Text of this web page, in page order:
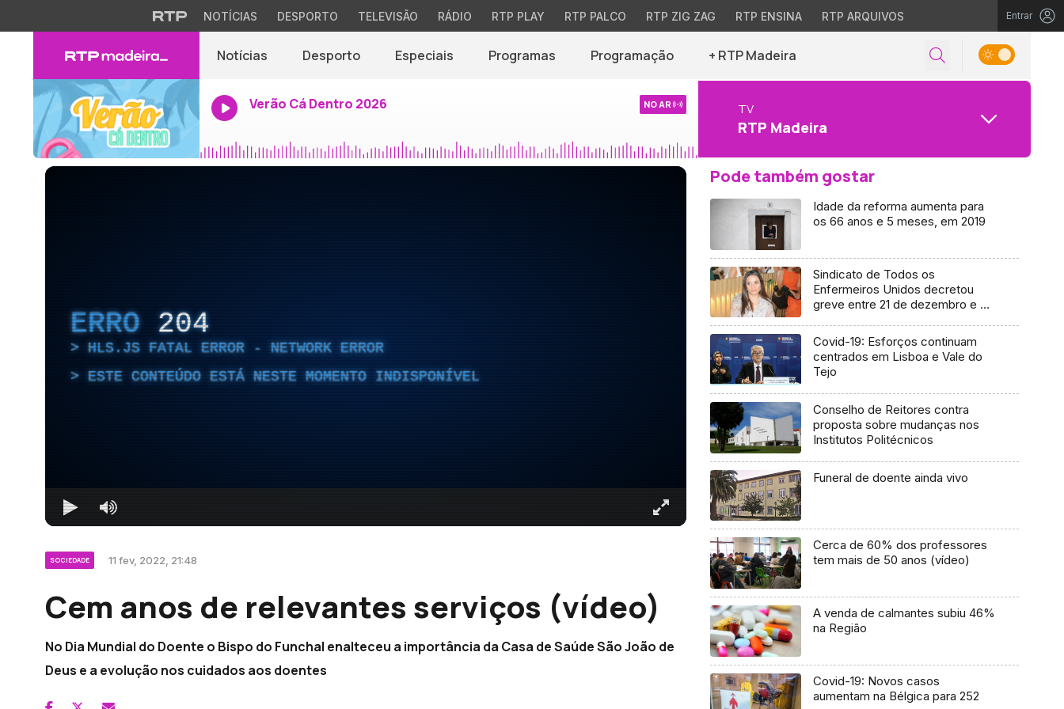
NOTÍCIAS DESPORTO TELEVISÃO RÁDIO RTP PLAY RTP PALCO RTP ZIG ZAG RTP ENSINA RTP ARQUIVOS Entrar
Notícias Desporto Especiais Programas Programação + RTP Madeira
Verão Cá Dentro 2026 NO AR TV
RTP Madeira
ERRO 204
HLS.JS FATAL ERROR - NETWORK ERROR
ESTE CONTEÚDO ESTÁ NESTE MOMENTO INDISPONÍVEL
SOCIEDADE 11 fev, 2022, 21:48
Cem anos de relevantes serviços (vídeo)
No Dia Mundial do Doente o Bispo do Funchal enalteceu a importância da Casa de Saúde São João de
Deus e a evolução nos cuidados aos doentes
Pode também gostar
Idade da reforma aumenta para
os 66 anos e 5 meses, em 2019
Sindicato de Todos os
Enfermeiros Unidos decretou
greve entre 21 de dezembro e 2
Covid-19: Esforços continuam
centrados em Lisboa e Vale do
Tejo
Conselho de Reitores contra
proposta sobre mudanças nos
Institutos Politécnicos
Funeral de doente ainda vivo
Cerca de 60% dos professores
tem mais de 50 anos (vídeo)
A venda de calmantes subiu 46%
na Região
Covid-19: Novos casos
aumentam na Bélgica para 252